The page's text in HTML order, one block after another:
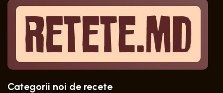
Categorii noi de recete